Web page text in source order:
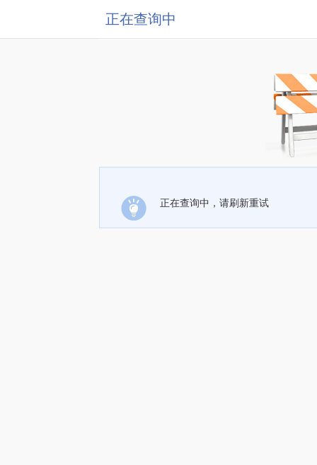
正在查询中
正在查询中，请刷新重试